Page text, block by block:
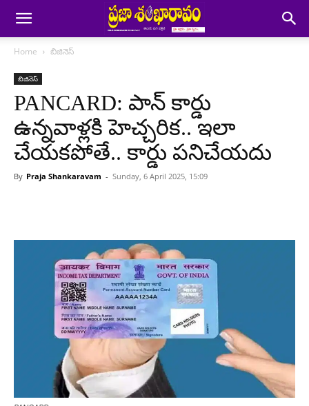
Home బిజినెస్
బిజినెస్
PANCARD: పాన్ కార్డు
ఉన్నవాళ్లకి హెచ్చరిక.. ఇలా
చేయకపోతే.. కార్డు పనిచేయదు
By Praja Shankaravam - Sunday, 6 April 2025, 15:09